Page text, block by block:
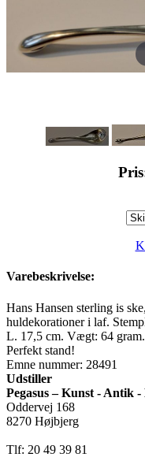
Varebeskrivelse:
Hans Hansen sterling is
huldekorationer i laf.
L. 17,5 cm. Vægt: 64 gram.
Perfekt stand!
Emne nummer: 28491
Udstiller
Pegasus – Kunst - Antik -
Oddervej 168
8270 Højbjerg
Tlf: 20 49 39 81